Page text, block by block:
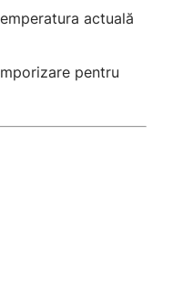
actuală
pentru